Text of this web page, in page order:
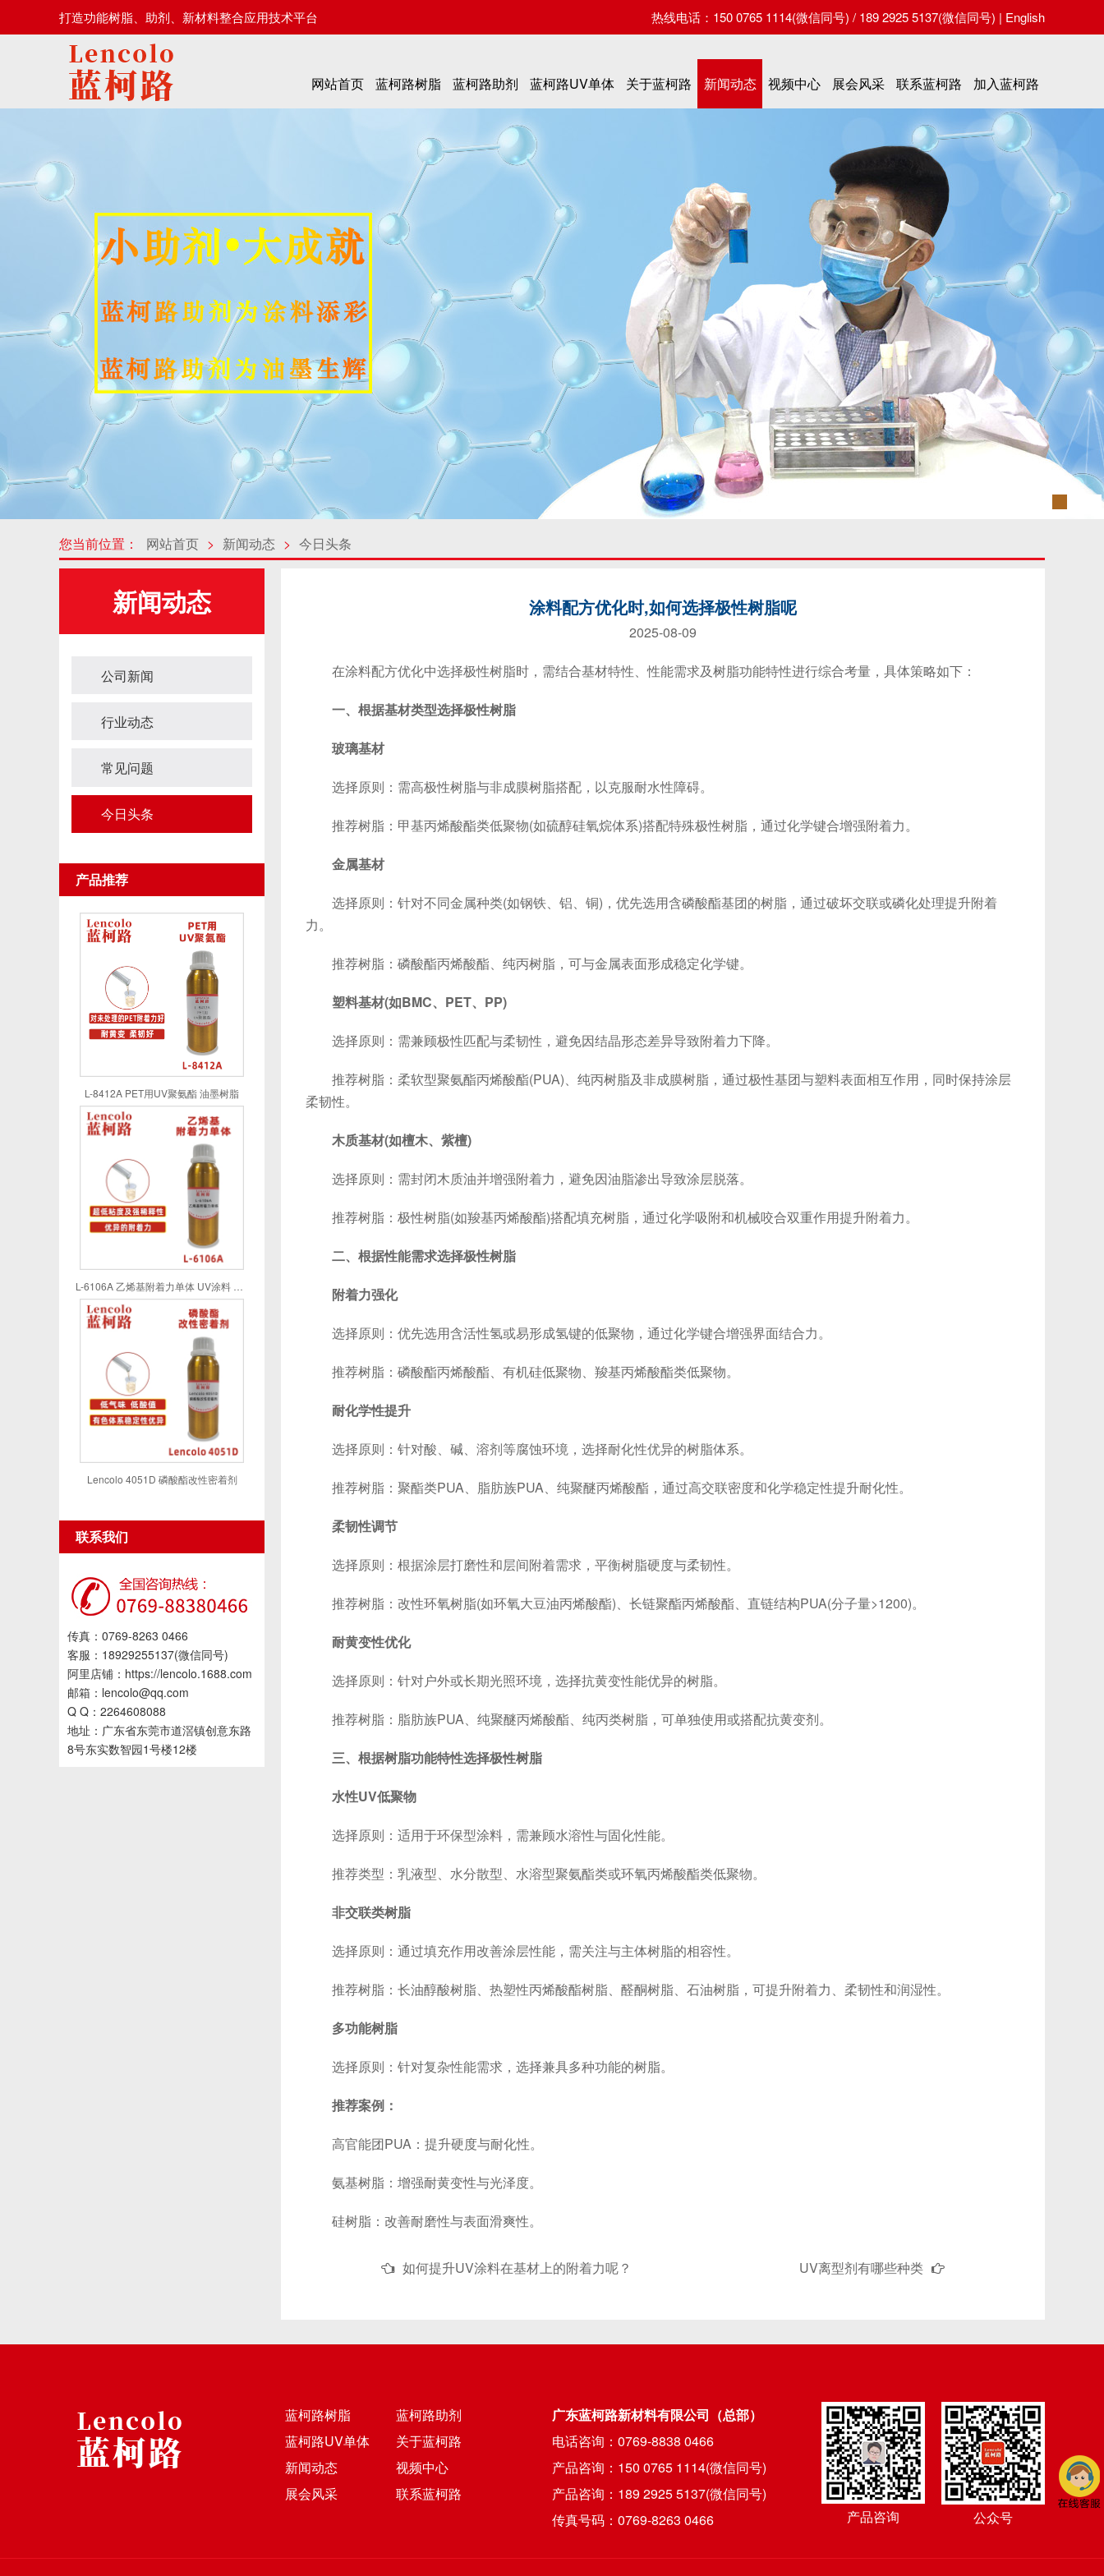
打造功能树脂、助剂、新材料整合应用技术平台 热线电话：150 0765 1114(微信同号) / 189 2925 5137(微信同号) | English
网站首页 蓝柯路树脂 蓝柯路助剂 蓝柯路UV单体 关于蓝柯路 新闻动态 视频中心 展会风采 联系蓝柯路 加入蓝柯路
您当前位置： 网站首页 > 新闻动态 > 今日头条
新闻动态
公司新闻
行业动态
常见问题
今日头条
产品推荐
L-8412A PET用UV聚氨酯 油墨树脂
Lencolo 4051D 磷酸酯改性密着剂
联系我们
传真：0769-8263 0466
客服：18929255137(微信同号)
阿里店铺：https://lencolo.1688.com
邮箱：lencolo@qq.com
Q Q：2264608088
地址：广东省东莞市道滘镇创意东路
8号东实数智园1号楼12楼
涂料配方优化时,如何选择极性树脂呢
2025-08-09
在涂料配方优化中选择极性树脂时，需结合基材特性、性能需求及树脂功能特性进行综合考量，具体策略如下：
一、根据基材类型选择极性树脂
玻璃基材
选择原则：需高极性树脂与非成膜树脂搭配，以克服耐水性障碍。
推荐树脂：甲基丙烯酸酯类低聚物(如硫醇硅氧烷体系)搭配特殊极性树脂，通过化学键合增强附着力。
金属基材
选择原则：针对不同金属种类(如钢铁、铝、铜)，优先选用含磷酸酯基团的树脂，通过破坏交联或磷化处理提升附着
力。
推荐树脂：磷酸酯丙烯酸酯、纯丙树脂，可与金属表面形成稳定化学键。
塑料基材(如BMC、PET、PP)
选择原则：需兼顾极性匹配与柔韧性，避免因结晶形态差异导致附着力下降。
推荐树脂：柔软型聚氨酯丙烯酸酯(PUA)、纯丙树脂及非成膜树脂，通过极性基团与塑料表面相互作用，同时保持涂层
柔韧性。
木质基材(如檀木、紫檀)
选择原则：需封闭木质油并增强附着力，避免因油脂渗出导致涂层脱落。
推荐树脂：极性树脂(如羧基丙烯酸酯)搭配填充树脂，通过化学吸附和机械咬合双重作用提升附着力。
二、根据性能需求选择极性树脂
附着力强化
选择原则：优先选用含活性氢或易形成氢键的低聚物，通过化学键合增强界面结合力。
推荐树脂：磷酸酯丙烯酸酯、有机硅低聚物、羧基丙烯酸酯类低聚物。
耐化学性提升
选择原则：针对酸、碱、溶剂等腐蚀环境，选择耐化性优异的树脂体系。
推荐树脂：聚酯类PUA、脂肪族PUA、纯聚醚丙烯酸酯，通过高交联密度和化学稳定性提升耐化性。
柔韧性调节
选择原则：根据涂层打磨性和层间附着需求，平衡树脂硬度与柔韧性。
推荐树脂：改性环氧树脂(如环氧大豆油丙烯酸酯)、长链聚酯丙烯酸酯、直链结构PUA(分子量>1200)。
耐黄变性优化
选择原则：针对户外或长期光照环境，选择抗黄变性能优异的树脂。
推荐树脂：脂肪族PUA、纯聚醚丙烯酸酯、纯丙类树脂，可单独使用或搭配抗黄变剂。
三、根据树脂功能特性选择极性树脂
水性UV低聚物
选择原则：适用于环保型涂料，需兼顾水溶性与固化性能。
推荐类型：乳液型、水分散型、水溶型聚氨酯类或环氧丙烯酸酯类低聚物。
非交联类树脂
选择原则：通过填充作用改善涂层性能，需关注与主体树脂的相容性。
推荐树脂：长油醇酸树脂、热塑性丙烯酸酯树脂、醛酮树脂、石油树脂，可提升附着力、柔韧性和润湿性。
多功能树脂
选择原则：针对复杂性能需求，选择兼具多种功能的树脂。
推荐案例：
高官能团PUA：提升硬度与耐化性。
氨基树脂：增强耐黄变性与光泽度。
硅树脂：改善耐磨性与表面滑爽性。
如何提升UV涂料在基材上的附着力呢？ UV离型剂有哪些种类
蓝柯路树脂
蓝柯路助剂
蓝柯路UV单体
关于蓝柯路
新闻动态
视频中心
展会风采
联系蓝柯路
广东蓝柯路新材料有限公司（总部）
电话咨询：0769-8838 0466
产品咨询：150 0765 1114(微信同号)
产品咨询：189 2925 5137(微信同号)
传真号码：0769-8263 0466
产品咨询 公众号